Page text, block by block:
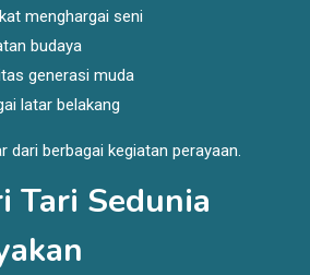
menghargai seni
budaya
generasi muda
latar belakang
dari berbagai kegiatan perayaan.
Tari Sedunia